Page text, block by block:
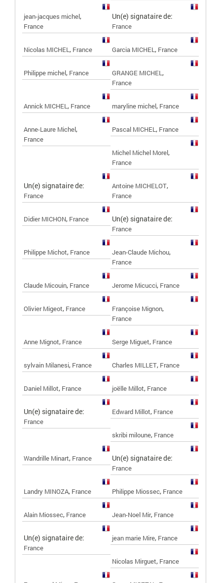
jean-jacques michel,
France
Un(e) signataire de:
France
Nicolas MICHEL , France Garcia MICHEL , France
Philippe michel, France GRANGE MICHEL ,
France
Annick MICHEL , France maryline michel, France
Anne-Laure Michel,
France
Pascal MICHEL , France
Michel Michel Morel,
France
Un(e) signataire de:
France
Antoine MICHELOT,
France
Didier MICHON, France Un(e) signataire de:
France
Philippe Michot, France Jean-Claude Michou,
France
Claude Micouin, France Jerome Micucci, France
Olivier Migeot, France Françoise Mignon,
France
Anne Mignot, France Serge Miguet, France
sylvain Milanesi, France Charles MILLET, France
Daniel Millot, France joëlle Millot, France
Un(e) signataire de:
France
Edward Millot, France
skribi miloune, France
Wandrille Minart, France Un(e) signataire de:
France
Landry MINOZA, France Philippe Miossec, France
Alain Miossec, France Jean-Noel Mir, France
Un(e) signataire de:
France
jean marie Mire, France
Nicolas Mirguet, France